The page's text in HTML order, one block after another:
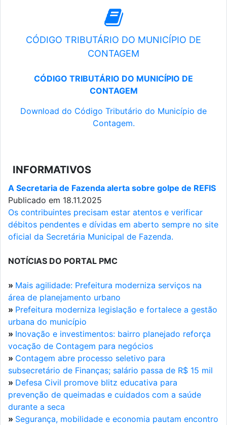
CÓDIGO TRIBUTÁRIO DO MUNICÍPIO DE
CONTAGEM
CÓDIGO TRIBUTÁRIO DO MUNICÍPIO DE
CONTAGEM
Download do Código Tributário do Município de
Contagem.
INFORMATIVOS
A Secretaria de Fazenda alerta sobre golpe de REFIS
Publicado em 18.11.2025
Os contribuintes precisam estar atentos e verificar
débitos pendentes e dívidas em aberto sempre no site
oficial da Secretária Municipal de Fazenda.
NOTÍCIAS DO PORTAL PMC
» Mais agilidade: Prefeitura moderniza serviços na
área de planejamento urbano
» Prefeitura moderniza legislação e fortalece a gestão
urbana do município
» Inovação e investimentos: bairro planejado reforça
vocação de Contagem para negócios
» Contagem abre processo seletivo para
subsecretário de Finanças; salário passa de R$ 15 mil
» Defesa Civil promove blitz educativa para
prevenção de queimadas e cuidados com a saúde
durante a seca
» Segurança, mobilidade e economia pautam encontro